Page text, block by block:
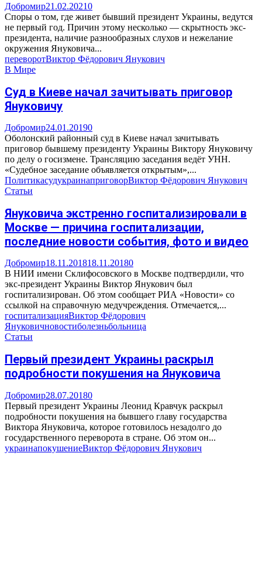
Добромир21.02.20210
Споры о том, где живет бывший президент Украины, ведутся
не первый год. Причин этому несколько — скрытность экс-
президента, наличие разнообразных слухов и нежелание
окружения Януковича...
переворотВиктор Фёдорович Янукович
В Мире
Суд в Киеве начал зачитывать приговор
Януковичу
Добромир24.01.20190
Оболонский районный суд в Киеве начал зачитывать
приговор бывшему президенту Украины Виктору Януковичу
по делу о госизмене. Трансляцию заседания ведёт УНН.
«Судебное заседание объявляется открытым»,...
ПолитикасудукраинаприговорВиктор Фёдорович Янукович
Статьи
Януковича экстренно госпитализировали в
Москве — причина госпитализации,
последние новости события, фото и видео
Добромир18.11.201818.11.20180
В НИИ имени Склифосовского в Москве подтвердили, что
экс-президент Украины Виктор Янукович был
госпитализирован. Об этом сообщает РИА «Новости» со
ссылкой на справочную медучреждения. Отмечается,...
госпитализацияВиктор Фёдорович
Януковичновостиболезньбольница
Статьи
Первый президент Украины раскрыл
подробности покушения на Януковича
Добромир28.07.20180
Первый президент Украины Леонид Кравчук раскрыл
подробности покушения на бывшего главу государства
Виктора Януковича, которое готовилось незадолго до
государственного переворота в стране. Об этом он...
украинапокушениеВиктор Фёдорович Янукович